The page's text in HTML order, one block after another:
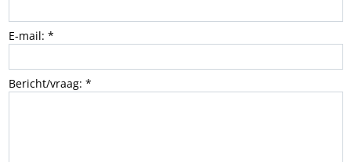
E-mail: *
Bericht/vraag: *